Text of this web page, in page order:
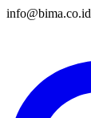
info@bima.co.id